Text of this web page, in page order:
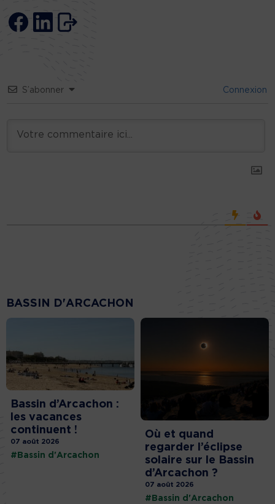
S’abonner Connexion
BASSIN D'ARCACHON
Bassin d’Arcachon :
les vacances
continuent !
07 août 2026
#Bassin d'Arcachon
Où et quand
regarder l’éclipse
solaire sur le Bassin
d’Arcachon ?
07 août 2026
#Bassin d'Arcachon